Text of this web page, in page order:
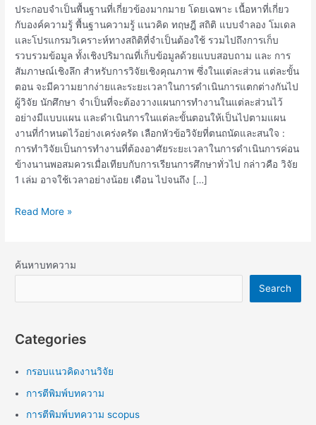
ประกอบจำเป็นพื้นฐานที่เกี่ยวข้องมากมาย โดยเฉพาะ เนื้อหาที่เกี่ยว
กับองค์ความรู้ พื้นฐานความรู้ แนวคิด ทฤษฎี สถิติ แบบจำลอง โมเดล
และโปรแกรมวิเคราะห์ทางสถิติที่จำเป็นต้องใช้ รวมไปถึงการเก็บ
รวบรวมข้อมูล ทั้งเชิงปริมาณที่เก็บข้อมูลด้วยแบบสอบถาม และ การ
สัมภาษณ์เชิงลึก สำหรับการวิจัยเชิงคุณภาพ ซึ่งในแต่ละส่วน แต่ละขั้น
ตอน จะมีความยากง่ายและระยะเวลาในการดำเนินการแตกต่างกันไป
ผู้วิจัย นักศึกษา จำเป็นที่จะต้องวางแผนการทำงานในแต่ละส่วนไว้
อย่างมีแบบแผน และดำเนินการในแต่ละขั้นตอนให้เป็นไปตามแผน
งานที่กำหนดไว้อย่างเคร่งครัด เลือกหัวข้อวิจัยที่ตนถนัดและสนใจ :
การทำวิจัยเป็นการทำงานที่ต้องอาศัยระยะเวลาในการดำเนินการค่อน
ข้างนานพอสมควรเมื่อเทียบกับการเรียนการศึกษาทั่วไป กล่าวคือ วิจัย
1 เล่ม อาจใช้เวลาอย่างน้อย เดือน ไปจนถึง […]
Read More »
ค้นหาบทความ
Search
Categories
กรอบแนวคิดงานวิจัย
การตีพิมพ์บทความ
การตีพิมพ์บทความ scopus